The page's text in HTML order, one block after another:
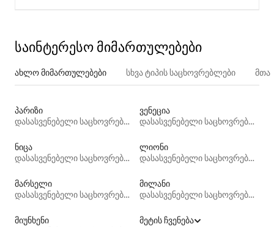
საინტერესო მიმართულებები
ახლო მიმართულებები სხვა ტიპის საცხოვრებლები
პარიზი
დასასვენებელი საცხოვრებლები
ვენეცია
დასასვენებელი საცხოვრებლები
ნიცა
დასასვენებელი საცხოვრებლები
ლიონი
დასასვენებელი საცხოვრებლები
მარსელი
დასასვენებელი საცხოვრებლები
მილანი
დასასვენებელი საცხოვრებლები
მიუნხენი
მეტის ჩვენება